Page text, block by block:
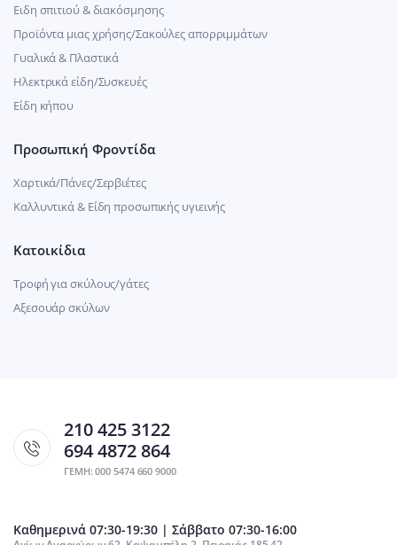
Ειδη σπιτιού & διακόσμησης
Προϊόντα μιας χρήσης/Σακούλες απορριμμάτων
Γυαλικά & Πλαστικά
Ηλεκτρικά είδη/Συσκευές
Είδη κήπου
Προσωπική Φροντίδα
Χαρτικά/Πάνες/Σερβιέτες
Καλλυντικά & Είδη προσωπικής υγιεινής
Κατοικίδια
Τροφή για σκύλους/γάτες
Αξεσουάρ σκύλων
210 425 3122
694 4872 864
ΓΕΜΗ: 000 5474 660 9000
Καθημερινά 07:30-19:30 | Σάββατο 07:30-16:00